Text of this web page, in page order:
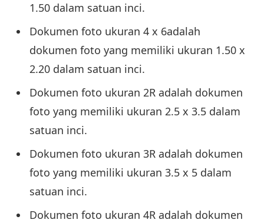
1.50 dalam satuan inci.
Dokumen foto ukuran 4 x 6adalah
dokumen foto yang memiliki ukuran 1.50 x
2.20 dalam satuan inci.
Dokumen foto ukuran 2R adalah dokumen
foto yang memiliki ukuran 2.5 x 3.5 dalam
satuan inci.
Dokumen foto ukuran 3R adalah dokumen
foto yang memiliki ukuran 3.5 x 5 dalam
satuan inci.
Dokumen foto ukuran 4R adalah dokumen